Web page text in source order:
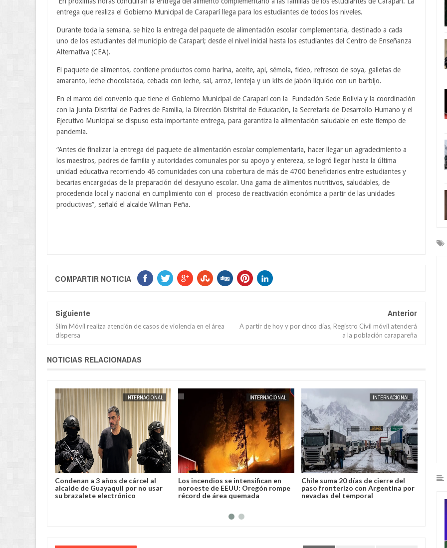
entrega que realiza el Gobierno Municipal de Caraparí llega para los estudiantes de todos los niveles.
Durante toda la semana, se hizo la entrega del paquete de alimentación escolar complementaria, destinado a cada
uno de los estudiantes del municipio de Caraparí; desde el nivel inicial hasta los estudiantes del Centro de Enseñanza
Alternativa (CEA).
El paquete de alimentos, contiene productos como harina, aceite, api, sémola, fideo, refresco de soya, galletas de
amaranto, leche chocolatada, cebada con leche, sal, arroz, lenteja y un kits de jabón líquido con un barbijo.
En el marco del convenio que tiene el Gobierno Municipal de Caraparí con la Fundación Sede Bolivia y la coordinación
con la Junta Distrital de Padres de Familia, la Dirección Distrital de Educación, la Secretaria de Desarrollo Humano y el
Ejecutivo Municipal se dispuso esta importante entrega, para garantiza la alimentación saludable en este tiempo de
pandemia.
“Antes de finalizar la entrega del paquete de alimentación escolar complementaria, hacer llegar un agradecimiento a
los maestros, padres de familia y autoridades comunales por su apoyo y entereza, se logró llegar hasta la última
unidad educativa recorriendo 46 comunidades con una cobertura de más de 4700 beneficiarios entre estudiantes y
becarias encargadas de la preparación del desayuno escolar. Una gama de alimentos nutritivos, saludables, de
procedencia local y nacional en cumplimiento con el proceso de reactivación económica a partir de las unidades
productivas”, señaló el alcalde Wilman Peña.
COMPARTIR NOTICIA
Siguiente
Slim Móvil realiza atención de casos de violencia en el área
dispersa
Anterior
A partir de hoy y por cinco días, Registro Civil móvil atenderá
a la población carapareña
NOTICIAS RELACIONADAS
AUG
INTERNACIONAL
Condenan a 3 años de cárcel al
alcalde de Guayaquil por no usar
su brazalete electrónico
INTERNACIONAL
Los incendios se intensifican en
noroeste de EEUU: Oregón rompe
récord de área quemada
INTERNACIONAL
Chile suma 20 días de cierre del
paso fronterizo con Argentina por
nevadas del temporal
José
JORGE MOLINA